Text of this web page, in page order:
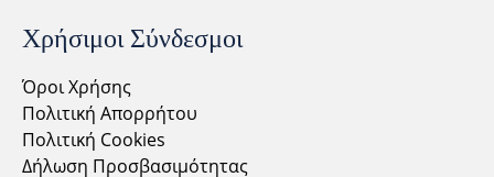
Χρήσιμοι Σύνδεσμοι
Όροι Χρήσης
Πολιτική Απορρήτου
Πολιτική Cookies
Δήλωση Προσβασιμότητας